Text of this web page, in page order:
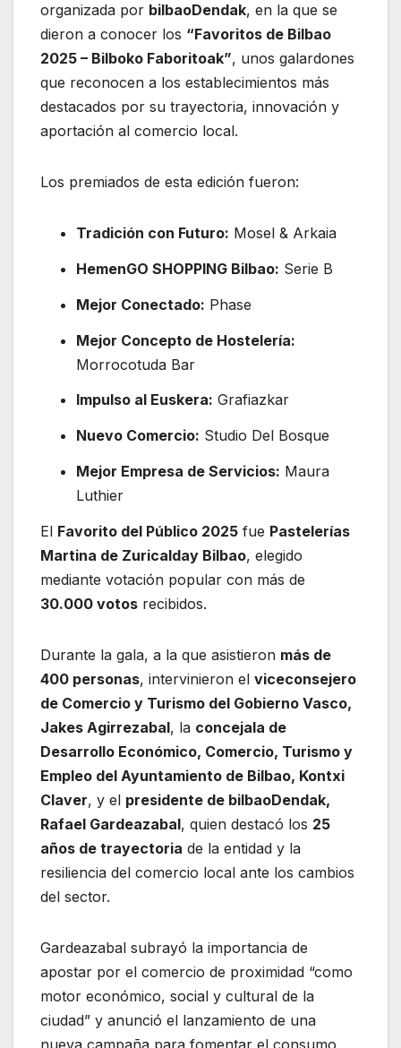
organizada por bilbaoDendak, en la que se
dieron a conocer los “Favoritos de Bilbao
2025 – Bilboko Faboritoak”, unos galardones
que reconocen a los establecimientos más
destacados por su trayectoria, innovación y
aportación al comercio local.
Los premiados de esta edición fueron:
Tradición con Futuro: Mosel & Arkaia
HemenGO SHOPPING Bilbao: Serie B
Mejor Conectado: Phase
Mejor Concepto de Hostelería:
Morrocotuda Bar
Impulso al Euskera: Grafiazkar
Nuevo Comercio: Studio Del Bosque
Mejor Empresa de Servicios: Maura
Luthier
El Favorito del Público 2025 fue Pastelerías
Martina de Zuricalday Bilbao, elegido
mediante votación popular con más de
30.000 votos recibidos.
Durante la gala, a la que asistieron más de
400 personas, intervinieron el viceconsejero
de Comercio y Turismo del Gobierno Vasco,
Jakes Agirrezabal, la concejala de
Desarrollo Económico, Comercio, Turismo y
Empleo del Ayuntamiento de Bilbao, Kontxi
Claver, y el presidente de bilbaoDendak,
Rafael Gardeazabal, quien destacó los 25
años de trayectoria de la entidad y la
resiliencia del comercio local ante los cambios
del sector.
Gardeazabal subrayó la importancia de
apostar por el comercio de proximidad “como
motor económico, social y cultural de la
ciudad” y anunció el lanzamiento de una
nueva campaña para fomentar el consumo